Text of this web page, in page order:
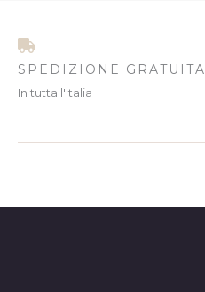
SPEDIZIONE GRATUITA
In tutta l'Italia